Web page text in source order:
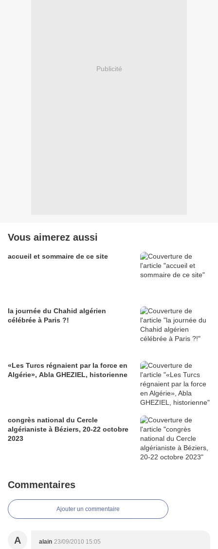
Publicité
Vous aimerez aussi
accueil et sommaire de ce site
la journée du Chahid algérien
célébrée à Paris ?!
«Les Turcs régnaient par la force en
Algérie», Abla GHEZIEL, historienne
congrès national du Cercle
algérianiste à Béziers, 20-22 octobre
2023
Commentaires
Ajouter un commentaire
A alain 23/09/2010 15:05